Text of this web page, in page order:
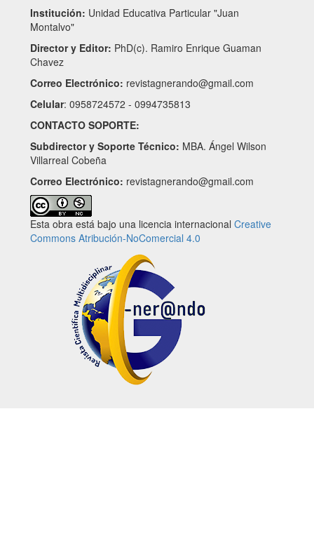
Institución: Unidad Educativa Particular "Juan
Montalvo"
Director y Editor: PhD(c). Ramiro Enrique Guaman
Chavez
Correo Electrónico: revistagnerando@gmail.com
Celular: 0958724572 - 0994735813
CONTACTO SOPORTE:
Subdirector y Soporte Técnico: MBA. Ángel Wilson
Villarreal Cobeña
Correo Electrónico: revistagnerando@gmail.com
Esta obra está bajo una licencia internacional Creative
Commons Atribución-NoComercial 4.0